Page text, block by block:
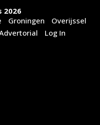
2026
Groningen
Overijssel
Log In